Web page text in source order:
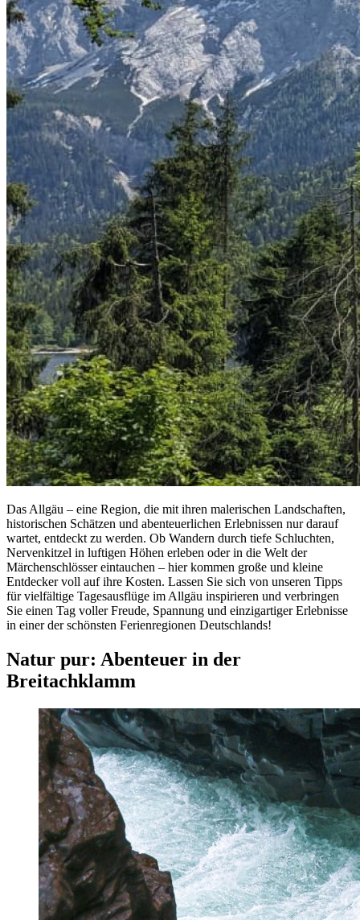
Das Allgäu – eine Region, die mit ihren malerischen Landschaften,
historischen Schätzen und abenteuerlichen Erlebnissen nur darauf
wartet, entdeckt zu werden. Ob Wandern durch tiefe Schluchten,
Nervenkitzel in luftigen Höhen erleben oder in die Welt der
Märchenschlösser eintauchen – hier kommen große und kleine
Entdecker voll auf ihre Kosten. Lassen Sie sich von unseren Tipps
für vielfältige Tagesausflüge im Allgäu inspirieren und verbringen
Sie einen Tag voller Freude, Spannung und einzigartiger Erlebnisse
in einer der schönsten Ferienregionen Deutschlands!
Natur pur: Abenteuer in der
Breitachklamm